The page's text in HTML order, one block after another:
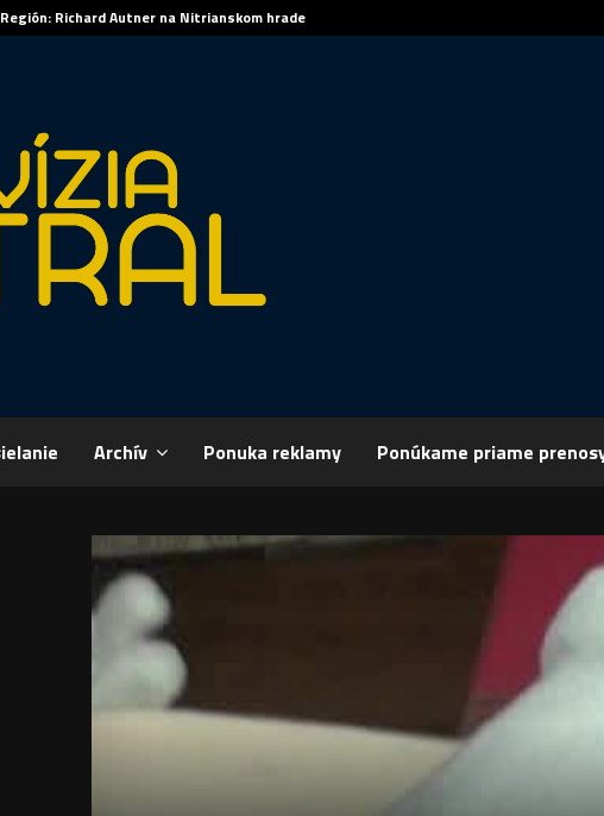
Región: Richard Autner na Nitrianskom hrade
Archív Ponuka reklamy Ponúkame priame